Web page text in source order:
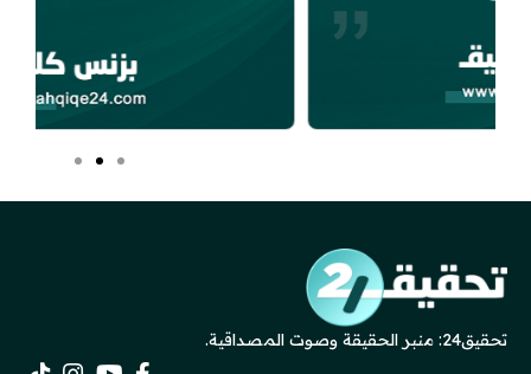
تحقيق24: منبر الحقيقة وصوت المصداقية.